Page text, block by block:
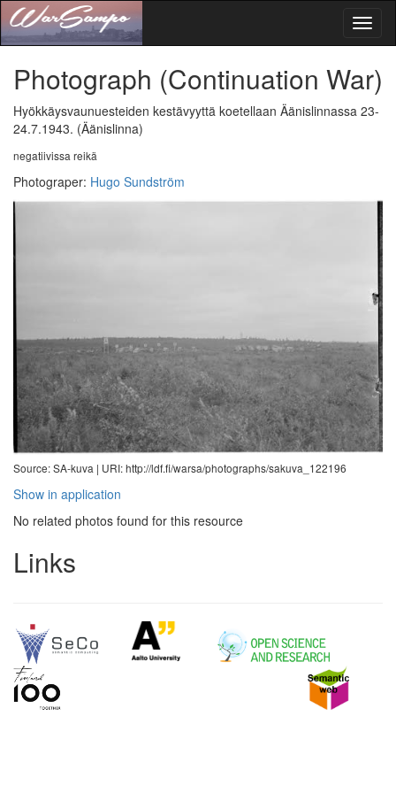
Photograph (Continuation War)
Hyökkäysvaunuesteiden kestävyyttä koetellaan Äänislinnassa 23-
24.7.1943. (Äänislinna)
negatiivissa reikä
Photograper: Hugo Sundström
Source: SA-kuva | URI: http://ldf.fi/warsa/photographs/sakuva_122196
Show in application
No related photos found for this resource
Links